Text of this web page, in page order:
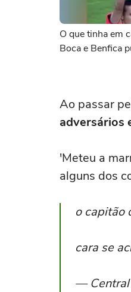
O que tinha em
Boca e Benfica
Ao passar
adversários
'Meteu a
alguns dos
o capitão
cara se
— Central